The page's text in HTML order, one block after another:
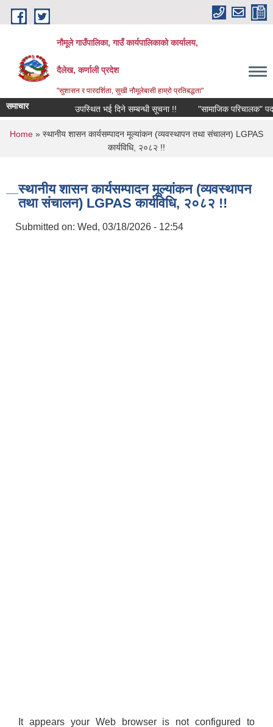
Skip to main content
नौमूले गाउँपालिका, गाउँ कार्यपालिकाको कार्यालय,
दैलेख, कर्णाली प्रदेश
"सुशासन र पारदर्शिता, सुखी नौमूलेबासी हाम्रो प्रतिबद्धता"
समाचार उपस्थित भई दिने सम्बन्धी सूचना !! "सामाजिक परिचालक"
You are here
Home » स्थानीय शासन कार्यसम्पादन मूल्यांकन (व्यवस्थापन तथा संचालन) LGPAS
कार्यविधि, २०८२ !!
स्थानीय शासन कार्यसम्पादन मूल्यांकन (व्यवस्थापन
तथा संचालन) LGPAS कार्यविधि, २०८२ !!
Submitted on: Wed, 03/18/2026 - 12:54
It appears your Web browser is not configured to